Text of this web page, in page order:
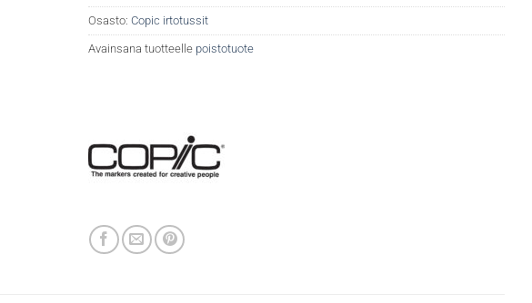
Osasto: Copic irtotussit
Avainsana tuotteelle poistotuote